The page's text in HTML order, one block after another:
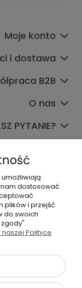
Moje konto
i dostawa
B2B
O nas
PYTANIE?
dostosować
plików i przejść
do swoich
Polityce